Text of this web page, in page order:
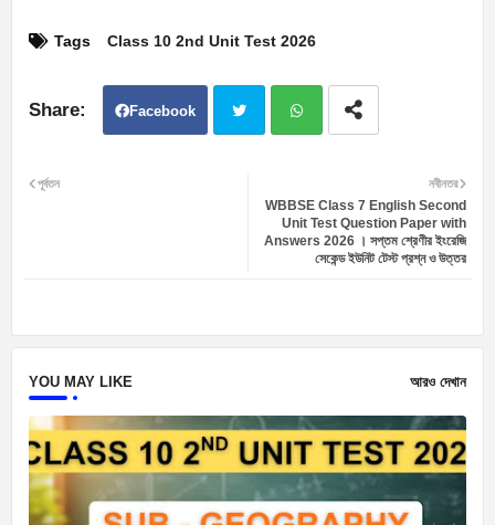
Tags Class 10 2nd Unit Test 2026
Facebook
atsa
নবীনতর
WBBSE Class 7 English Second
Unit Test Question Paper with
Answers 2026 । সপ্তম শ্রেণীর ইংরেজি
সেকেন্ড ইউনিট টেস্ট প্রশ্ন ও উত্তর
পূর্বতন
YOU MAY LIKE আরও দেখান